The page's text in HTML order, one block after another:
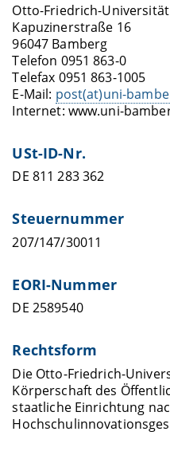
Otto-Friedrich-
Kapuzinerstraße 16
96047 Bamberg
Telefon 0951 863-0
Telefax 0951 863-1005
E-Mail: post(at)uni-
Internet: www.uni-
USt-ID-Nr.
DE 811 283 362
Steuernummer
207/147/30011
EORI-Nummer
DE 2589540
Rechtsform
Die Otto-Friedrich-
Körperschaft des
staatliche Einrichtung